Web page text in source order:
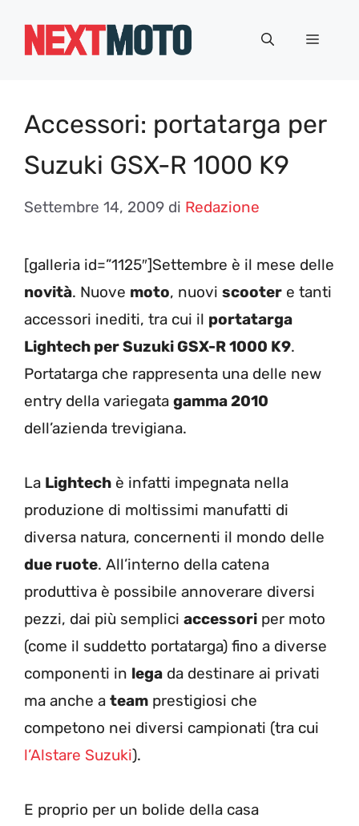
Menu
Accessori: portatarga per
Suzuki GSX-R 1000 K9
Settembre 14, 2009 di Redazione
[galleria id=”1125″]Settembre è il mese delle
novità. Nuove moto, nuovi scooter e tanti
accessori inediti, tra cui il portatarga
Lightech per Suzuki GSX-R 1000 K9.
Portatarga che rappresenta una delle new
entry della variegata gamma 2010
dell’azienda trevigiana.
La Lightech è infatti impegnata nella
produzione di moltissimi manufatti di
diversa natura, concernenti il mondo delle
due ruote. All’interno della catena
produttiva è possibile annoverare diversi
pezzi, dai più semplici accessori per moto
(come il suddetto portatarga) fino a diverse
componenti in lega da destinare ai privati
ma anche a team prestigiosi che
competono nei diversi campionati (tra cui
l’Alstare Suzuki).
E proprio per un bolide della casa